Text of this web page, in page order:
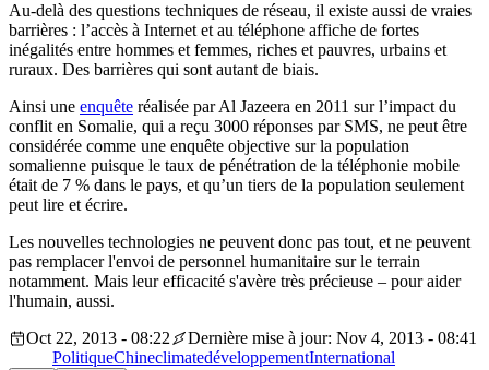
Au-delà des questions techniques de réseau, il existe aussi de vraies
barrières : l’accès à Internet et au téléphone affiche de fortes
inégalités entre hommes et femmes, riches et pauvres, urbains et
ruraux. Des barrières qui sont autant de biais.
Ainsi une enquête réalisée par Al Jazeera en 2011 sur l’impact du
conflit en Somalie, qui a reçu 3000 réponses par SMS, ne peut être
considérée comme une enquête objective sur la population
somalienne puisque le taux de pénétration de la téléphonie mobile
était de 7 % dans le pays, et qu’un tiers de la population seulement
peut lire et écrire.
Les nouvelles technologies ne peuvent donc pas tout, et ne peuvent
pas remplacer l'envoi de personnel humanitaire sur le terrain
notamment. Mais leur efficacité s'avère très précieuse – pour aider
l'humain, aussi.
Oct 22, 2013 - 08:22
Dernière mise à jour: Nov 4, 2013 - 08:41
PolitiqueChineclimatedéveloppementInternational